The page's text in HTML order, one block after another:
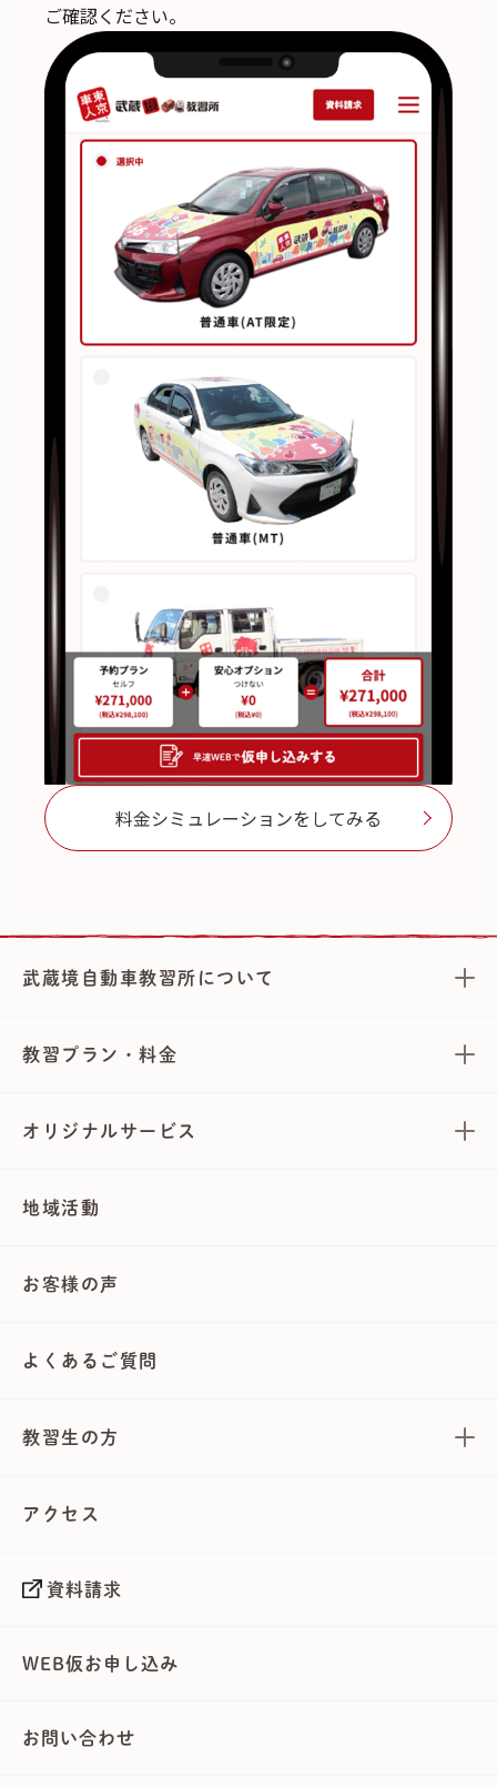
ご確認ください。
料金シミュレーションをしてみる
武蔵境自動車教習所について
教習プラン・料金
オリジナルサービス
地域活動
お客様の声
よくあるご質問
教習生の方
アクセス
資料請求
WEB仮お申し込み
お問い合わせ